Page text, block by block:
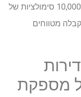
יומיות ואסטרטגיות לבחירת מזון באמצעות 10,000 סימולציות של
מטווחים
מספקת